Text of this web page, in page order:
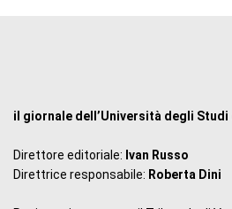
il giornale dell’Università degli Studi
Direttore editoriale: Ivan Russo
Direttrice responsabile: Roberta Dini